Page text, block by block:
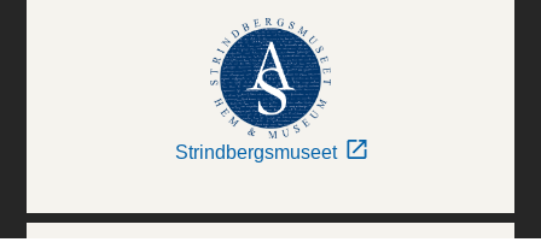
Strindbergsmuseet